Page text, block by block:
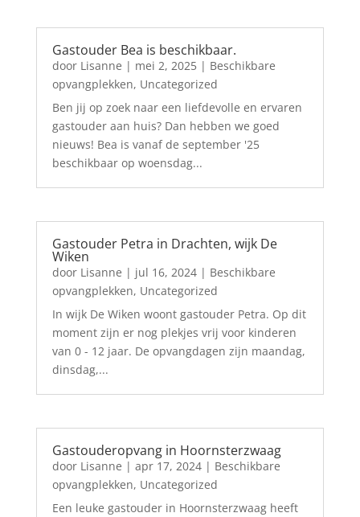
Gastouder Bea is beschikbaar.
door Lisanne | mei 2, 2025| Beschikbare
opvangplekken, Uncategorized
Ben jij op zoek naar een liefdevolle en ervaren
gastouder aan huis? Dan hebben we goed
nieuws! Bea is vanaf de september '25
beschikbaar op woensdag...
Gastouder Petra in Drachten, wijk De
Wiken
door Lisanne | jul 16, 2024| Beschikbare
opvangplekken, Uncategorized
In wijk De Wiken woont gastouder Petra. Op dit
moment zijn er nog plekjes vrij voor kinderen
van 0 - 12 jaar. De opvangdagen zijn maandag,
dinsdag,...
Gastouderopvang in Hoornsterzwaag
door Lisanne | apr 17, 2024| Beschikbare
opvangplekken, Uncategorized
Een leuke gastouder in Hoornsterzwaag heeft